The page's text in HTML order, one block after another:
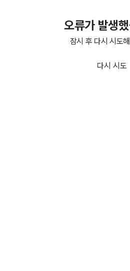
오류가 발생
잠시 후 다시 시도
다시 시도